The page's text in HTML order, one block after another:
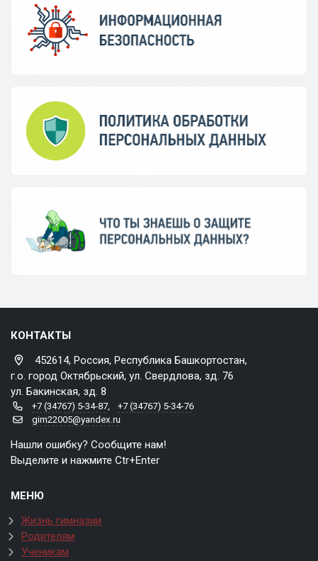
КОНТАКТЫ
452614, Россия, Республика Башкортостан,
г.о. город Октябрьский, ул. Свердлова, зд. 76
ул. Бакинская, зд. 8
+7 (34767) 5-34-87,
+7 (34767) 5-34-76
gim22005@yandex.ru
Нашли ошибку? Сообщите нам!
Выделите и нажмите Ctr+Enter
МЕНЮ
Жизнь гимназии
Родителям
Ученикам